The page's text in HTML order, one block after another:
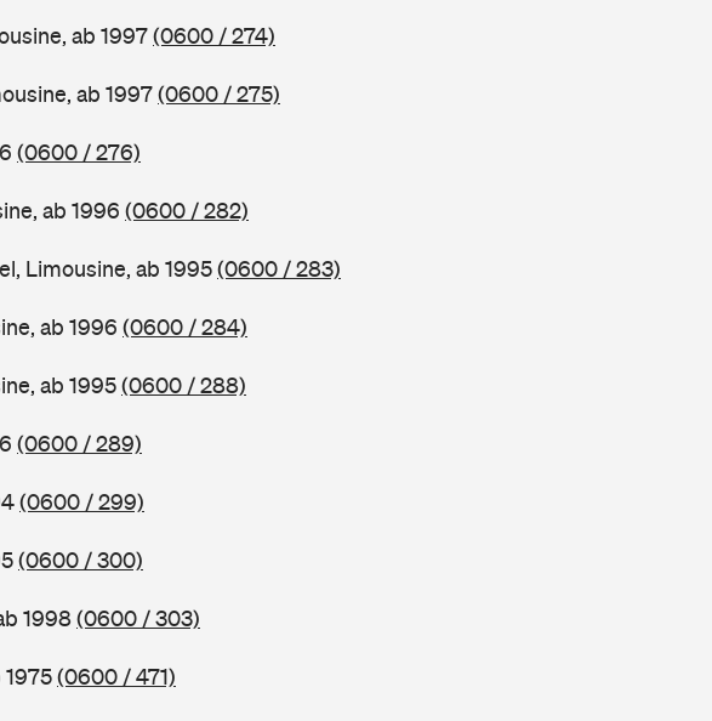
ab 1997(0600 / 274)
ab 1997(0600 / 275)
(0600 / 276)
ab 1996 (0600 / 282)
Limousine, ab 1995(0600 / 283)
ab 1996 (0600 / 284)
ab 1995(0600 / 288)
(0600 / 289)
(0600 / 299)
(0600 / 300)
1998(0600 / 303)
1975(0600 / 471)